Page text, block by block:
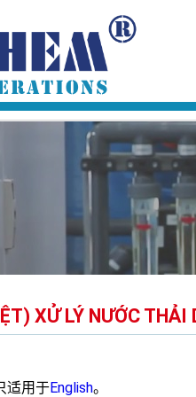
XỬ LÝ NƯỚC THẢI
适用于English。